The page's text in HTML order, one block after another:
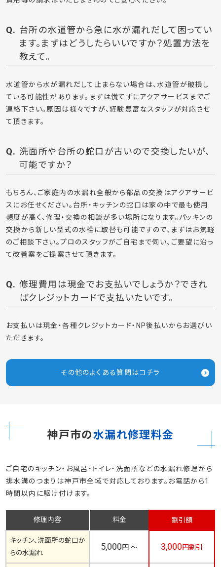
台所の水道管から急に水が漏れだして困ってい
ます。まずはどうしたらいいですか？処置方法を
教えて。
水道管から水が漏れだして止まらない場合は、水道管が破損し
ている可能性があります。まずは慌てずにアクアサービスまでご
連絡下さい。原因は様々ですが、経験豊富なスタッフが対応させ
て頂きます。
洗面所や台所の蛇口が古いので交換したいが、
可能ですか？
もちろん、ご家庭内の水漏れ全般から部品の交換はアクアサービ
スにお任せください。台所・キッチンの蛇口は家の中で最も使用
頻度が高く、修理・交換の相談が多い場所になります。パッキンの
交換から新しい型式の水栓に取替も可能ですので、まずはお気軽
のご相談下さい。プロのスタッフがご自宅まで伺い、ご要望に沿っ
て改善案をご提案させて頂きます。
修理費用は現金でお支払いでしょうか？できれ
ばクレジットカードで支払いたいです。
お支払いは現金・各種クレジットカード・NP後払いからお選びい
ただきます。
その他のよくある質問はコチラ
神戸市の水漏れ修理料金
ご自宅のキッチン・お風呂・トイレ・洗面所などの水漏れ修理から
排水溝のつまりは神戸市全域で対応しております。お電話から1
時間以内に駆け付けます。
修理内容 料金 割引額
キッチン、洗面所の蛇口か
らの水漏れ
5,000円 ～ 3,000円割引